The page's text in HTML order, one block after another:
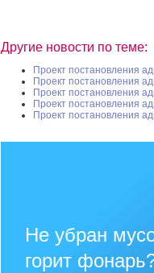
Другие новости по теме:
Проект постановления
Проект постановления
Проект постановления
Проект постановления
Проект постановления
Не убран
горит